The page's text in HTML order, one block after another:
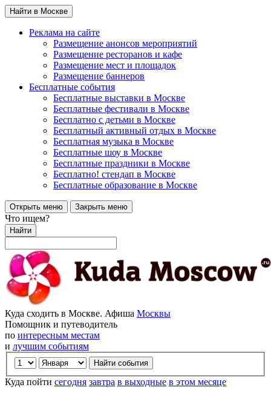
Найти в Москве
Реклама на сайте
Размещение анонсов мероприятий
Размещение ресторанов и кафе
Размещение мест и площадок
Размещение баннеров
Бесплатные события
Бесплатные выставки в Москве
Бесплатные фестивали в Москве
Бесплатно с детьми в Москве
Бесплатный активный отдых в Москве
Бесплатная музыка в Москве
Бесплатные шоу в Москве
Бесплатные праздники в Москве
Бесплатно! стендап в Москве
Бесплатные образование в Москве
Открыть меню Закрыть меню
Что ищем?
Найти
Куда сходить в Москве. Афиша Москвы
Помощник и путеводитель
по интересным местам
и лучшим событиям
Куда пойти сегодня завтра в выходные в этом месяце